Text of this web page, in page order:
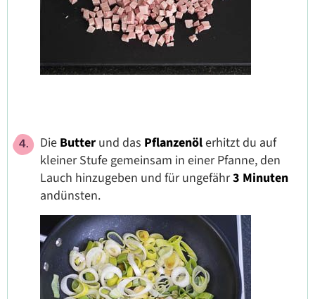
Die Butter und das Pflanzenölerhitzt du auf
kleiner Stufe gemeinsam in einer Pfanne, den
Lauch hinzugeben und für ungefähr3 Minuten
andünsten.